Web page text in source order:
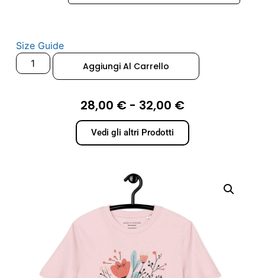
Size Guide
Aggiungi Al Carrello
28,00 € - 32,00 €
Vedi gli altri Prodotti